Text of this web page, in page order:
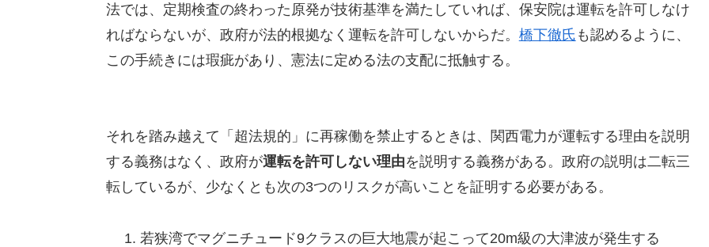
法では、定期検査の終わった原発が技術基準を満たしていれば、保安院は運転を許可しなけ
ればならないが、政府が法的根拠なく運転を許可しないからだ。 橋下徹氏 も認めるように、
この手続きには瑕疵があり、憲法に定める法の支配に抵触する。
それを踏み越えて「超法規的」に再稼働を禁止するときは、関西電力が運転する理由を説明
する義務はなく、政府が運転を許可しない理由を説明する義務がある。政府の説明は二転三
転しているが、少なくとも次の3つのリスクが高いことを証明する必要がある。
若狭湾でマグニチュード9クラスの巨大地震が起こって20m級の大津波が発生する